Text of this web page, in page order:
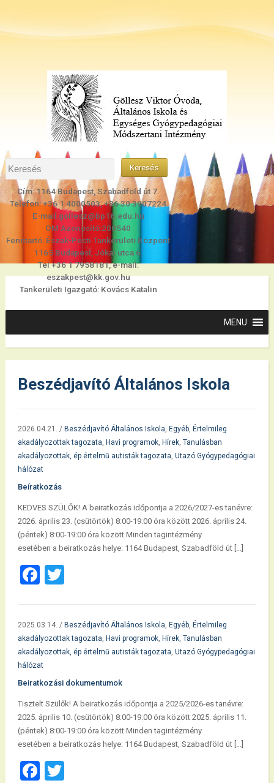
Cím: 1164 Budapest, Szabadföld út 7.
Telefon: +36 1 4000503, +36 30 3907224
E-mail:gollesz@bp16.edu.hu
OM Azonosító:200540
Fenntartó: Észak-Pesti Tankerületi Központ
1165 Budapest, Jókai utca 6.
Tel +36 1 7958181, e-mail:
eszakpest@kk.gov.hu
Tankerületi Igazgató: Kovács Katalin
Beszédjavító Általános Iskola
2026.04.21. / Beszédjavító Általános Iskola, Egyéb, Értelmileg
akadályozottak tagozata, Havi programok, Hírek, Tanulásban
akadályozottak, ép értelmű autisták tagozata, Utazó Gyógypedagógiai
hálózat
Beíratkozás
KEDVES SZÜLŐK! A beiratkozás időpontja a 2026/2027-es tanévre:
2026. április 23. (csütörtök) 8:00-19:00 óra között 2026. április 24.
(péntek) 8:00-19:00 óra között Minden tagintézmény
esetében a beiratkozás helye: 1164 Budapest, Szabadföld út […]
Facebook
Twitter
2025.03.14. / Beszédjavító Általános Iskola, Egyéb, Értelmileg
akadályozottak tagozata, Havi programok, Hírek, Tanulásban
akadályozottak, ép értelmű autisták tagozata, Utazó Gyógypedagógiai
hálózat
Beiratkozási dokumentumok
Tisztelt Szülők! A beiratkozás időpontja a 2025/2026-es tanévre:
2025. április 10. (csütörtök) 8:00-19:00 óra között 2025. április 11.
(péntek) 8:00-19:00 óra között Minden tagintézmény
esetében a beiratkozás helye: 1164 Budapest, Szabadföld út […]
Facebook
Twitter